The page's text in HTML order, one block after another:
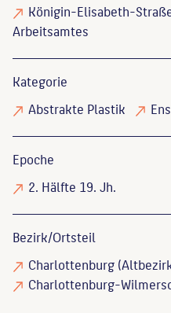
Königin-Elisabeth-
Arbeitsamtes
Kategorie
Abstrakte Plastik
Epoche
2. Hälfte 19. Jh.
Bezirk/Ortsteil
Charlottenburg
Charlottenburg-